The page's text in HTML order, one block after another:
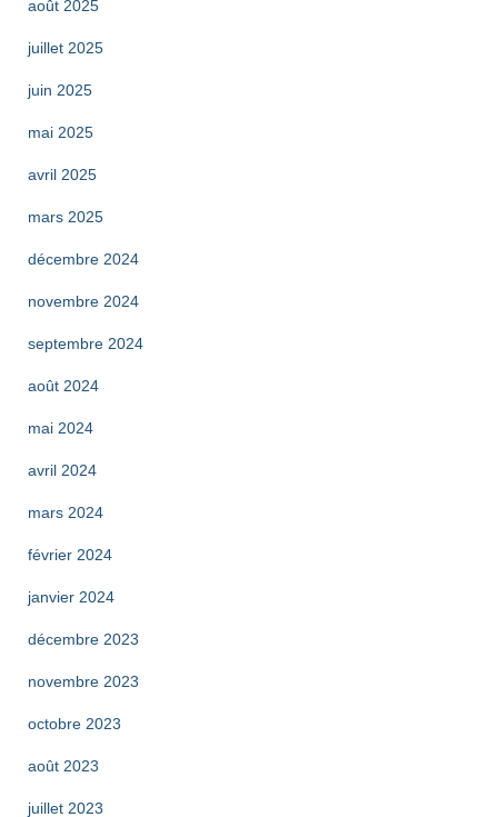
août 2025
juillet 2025
juin 2025
mai 2025
avril 2025
mars 2025
décembre 2024
novembre 2024
septembre 2024
août 2024
mai 2024
avril 2024
mars 2024
février 2024
janvier 2024
décembre 2023
novembre 2023
octobre 2023
août 2023
juillet 2023